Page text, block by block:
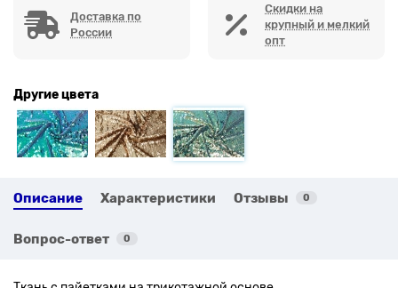
Доставка по
России
Скидки на
крупный и мелкий
опт
Другие цвета
Описание Характеристики Отзывы 0
Вопрос-ответ 0